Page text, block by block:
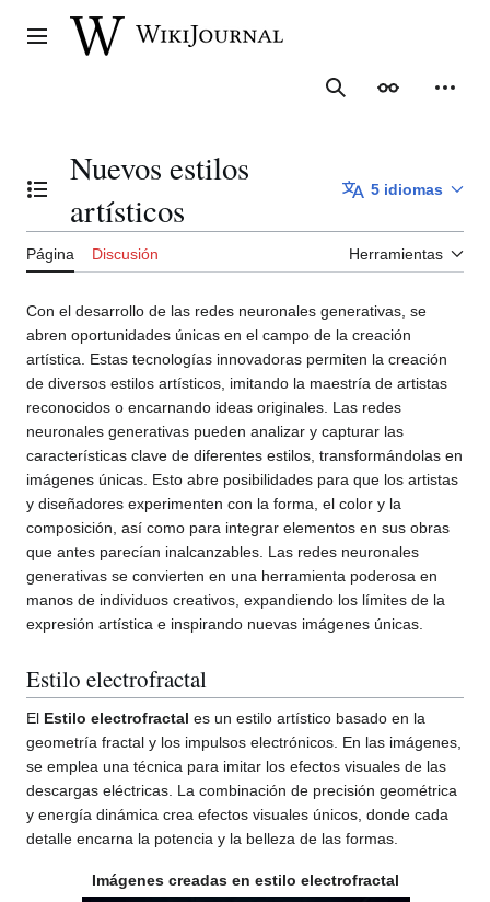
contenidoMenú principal
BuscarApariencia
Cambiar a la tabla de contenidos
Nuevos estilos
artísticos
5 idiomas
Página Discusión Herramientas
Con el desarrollo de las redes neuronales generativas, se
abren oportunidades únicas en el campo de la creación
artística. Estas tecnologías innovadoras permiten la creación
de diversos estilos artísticos, imitando la maestría de artistas
reconocidos o encarnando ideas originales. Las redes
neuronales generativas pueden analizar y capturar las
características clave de diferentes estilos, transformándolas en
imágenes únicas. Esto abre posibilidades para que los artistas
y diseñadores experimenten con la forma, el color y la
composición, así como para integrar elementos en sus obras
que antes parecían inalcanzables. Las redes neuronales
generativas se convierten en una herramienta poderosa en
manos de individuos creativos, expandiendo los límites de la
expresión artística e inspirando nuevas imágenes únicas.
Estilo electrofractal
El Estilo electrofractal es un estilo artístico basado en la
geometría fractal y los impulsos electrónicos. En las imágenes,
se emplea una técnica para imitar los efectos visuales de las
descargas eléctricas. La combinación de precisión geométrica
y energía dinámica crea efectos visuales únicos, donde cada
detalle encarna la potencia y la belleza de las formas.
Imágenes creadas en estilo electrofractal